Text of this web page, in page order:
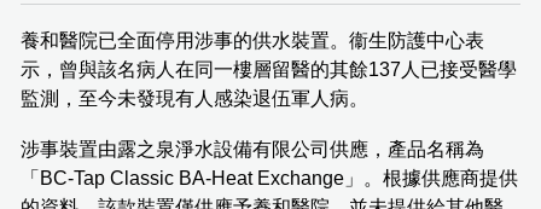
養和醫院已全面停用涉事的供水裝置。衞生防護中心表
示，曾與該名病人在同一樓層留醫的其餘137人已接受醫學
監測，至今未發現有人感染退伍軍人病。
涉事裝置由露之泉淨水設備有限公司供應，產品名稱為
「BC-Tap Classic BA-Heat Exchange」。根據供應商提供